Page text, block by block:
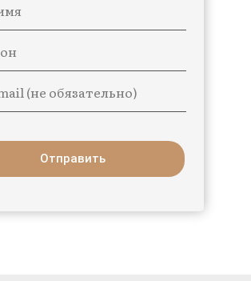
(не обязательно)
Отправить